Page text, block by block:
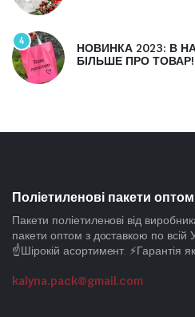
4
НОВИНКА 2023: В
БІЛЬШЕ ПРО ТОВАР!
Поліетиленові пакети оптом
Пакети поліетиленові від
пакети оптом з доставкою по всій
☝️Шірокій асортимент. ⚡Гарантія
kalyna.pack@gmail.com